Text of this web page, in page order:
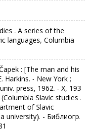
. A series of the
languages, Columbia
: [The man and his
Harkins. - New York ;
press, 1962. - X, 193
Slavic studies .
of Slavic
university). - Библиогр.